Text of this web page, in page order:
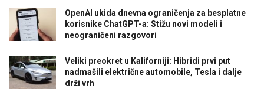
OpenAI ukida dnevna ograničenja za besplatne
korisnike ChatGPT-a: Stižu novi modeli i
neograničeni razgovori
Veliki preokret u Kaliforniji: Hibridi prvi put
nadmašili električne automobile, Tesla i dalje
drži vrh